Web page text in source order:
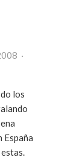
en noviembre 29, 2008 ·
los
España